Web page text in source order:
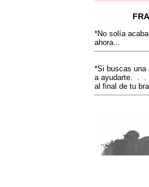
*No solía
ahora...
*Si buscas una
a ayudarte. . .
al final de tu